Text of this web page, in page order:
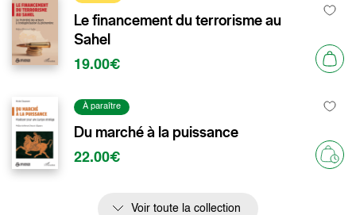
Le financement du terrorisme au
Sahel
19.00€
À paraître
Du marché à la puissance
22.00€
Voir toute la collection